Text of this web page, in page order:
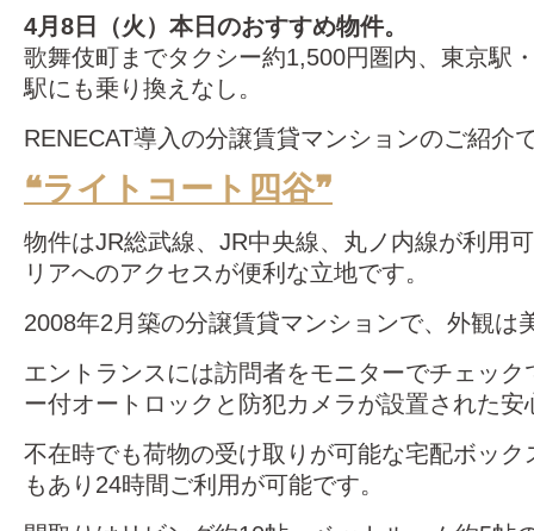
4月8日（火）本日のおすすめ物件。
歌舞伎町までタクシー約1,500円圏内、東京駅
駅にも乗り換えなし。
RENECAT導入の分譲賃貸マンションのご紹介
❝ライトコート四谷❞
物件はJR総武線、JR中央線、丸ノ内線が利用
リアへのアクセスが便利な立地です。
2008年2月築の分譲賃貸マンションで、外観は
エントランスには訪問者をモニターでチェッ
ー付オートロックと防犯カメラが設置された
不在時でも荷物の受け取りが可能な宅配ボック
もあり24時間ご利用が可能です。